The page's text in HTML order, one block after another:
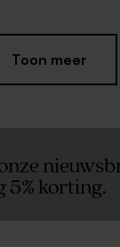
Toon meer
5% korting.